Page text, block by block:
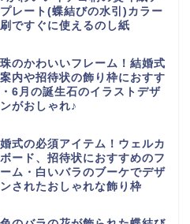
レート(蝶結びの水引)カラー
ですぐに使えるのし紙
のかわいいフレーム！結婚式
内や招待状の飾り枠におすす
6月の誕生石のイラストデザ
がおしゃれ♪
式の必須アイテム！ウェルカ
ード、招待状におすすめのフ
ム・白いバラのブーケでデザ
されたおしゃれな飾り枠